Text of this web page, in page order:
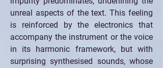
unreal aspects of the text. This feeling
is reinforced by the electronics that
accompany the instrument or the voice
in its harmonic framework, but with
surprising synthesised sounds, whose